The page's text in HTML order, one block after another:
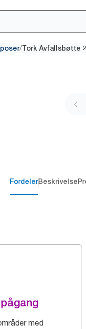
/Tork Avfallsbøtte
FordelerBeskrivelse
med